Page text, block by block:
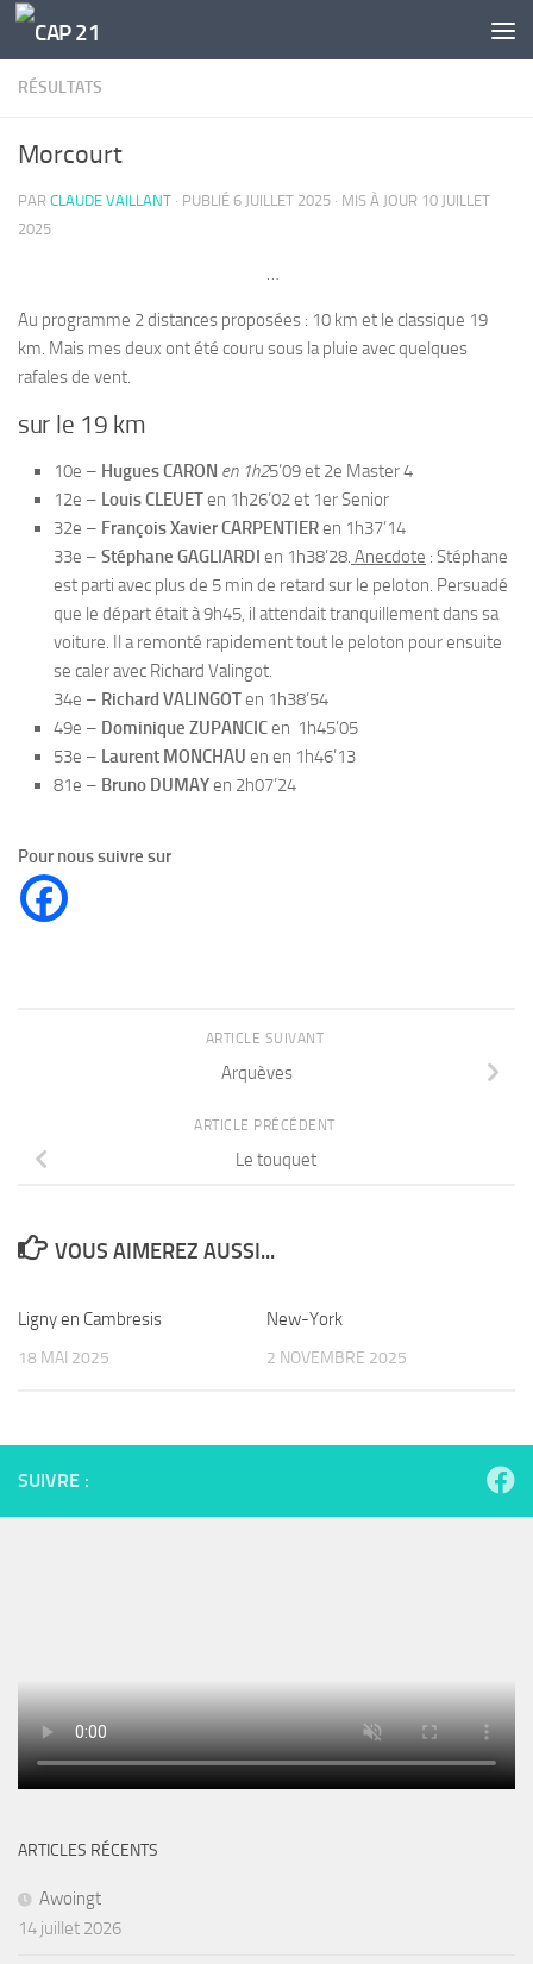
Skip to content
RÉSULTATS
Morcourt
PAR CLAUDE VAILLANT · PUBLIÉ 6 JUILLET 2025 · MIS À JOUR 10 JUILLET
2025
…
Au programme 2 distances proposées : 10 km et le classique 19
km. Mais mes deux ont été couru sous la pluie avec quelques
rafales de vent.
sur le 19 km
10e – Hugues CARON en 1h25’09 et 2e Master 4
12e – Louis CLEUETen 1h26’02 et 1er Senior
32e – François Xavier CARPENTIERen 1h37’14
33e – Stéphane GAGLIARDI en 1h38’28. Anecdote : Stéphane
est parti avec plus de 5 min de retard sur le peloton. Persuadé
que le départ était à 9h45, il attendait tranquillement dans sa
voiture. Il a remonté rapidement tout le peloton pour ensuite
se caler avec Richard Valingot.
34e – Richard VALINGOTen 1h38’54
49e – Dominique ZUPANCICen 1h45’05
53e – Laurent MONCHAU en en 1h46’13
81e – Bruno DUMAYen 2h07’24
Pour nous suivre sur
ARTICLE SUIVANT
Arquèves
ARTICLE PRÉCÉDENT
Le touquet
VOUS AIMEREZ AUSSI...
Ligny en Cambresis
18 MAI 2025
New-York
2 NOVEMBRE 2025
SUIVRE :
ARTICLES RÉCENTS
Awoingt
14 juillet 2026